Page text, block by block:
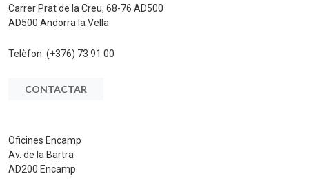
Carrer Prat de la Creu, 68-76 AD500
AD500 Andorra la Vella
Telèfon: (+376) 73 91 00
CONTACTAR
Oficines Encamp
Av. de la Bartra
AD200 Encamp